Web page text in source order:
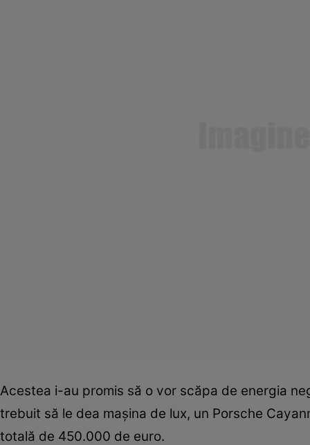
Acestea i-au promis să o vor scăpa de energia
trebuit să le dea maşina de lux, un Porsche
totală de 450.000 de euro.